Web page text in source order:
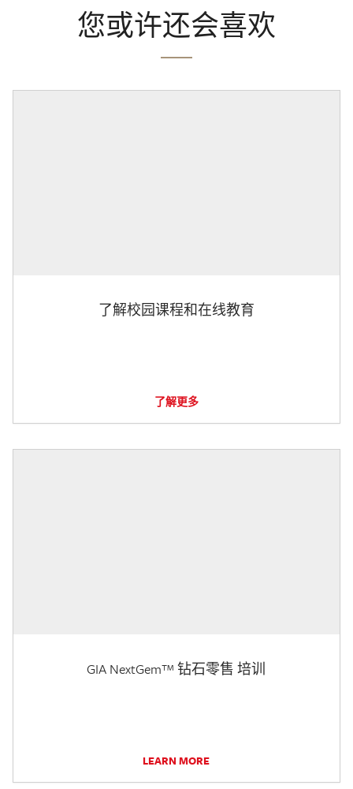
您或许还会喜欢
了解校园课程和在线教育
了解更多
GIA NextGem™ 钻石零售 培训
LEARN MORE